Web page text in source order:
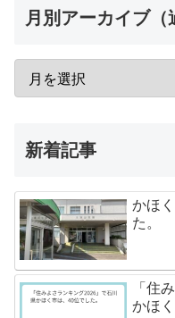
月別アーカイブ（
新着記事
かほ
た。
「住
かほ